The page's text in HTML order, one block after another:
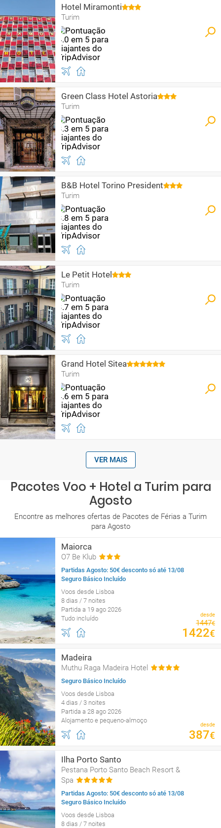
Hotel Miramonti
Turim
Green Class Hotel Astoria
Turim
B&B Hotel Torino President
Turim
Le Petit Hotel
Turim
Grand Hotel Sitea
Turim
VER MAIS
Pacotes Voo + Hotel a Turim para
Agosto
Encontre as melhores ofertas de Pacotes de Férias a Turim
para Agosto
Maiorca
O7 Be Klub
Partidas Agosto: 50€ desconto só até 13/08
Seguro Básico Incluído
Voos desde Lisboa
8 dias / 7 noites
Partida a 19 ago 2026
Tudo incluído
desde
1447€
1422€
Madeira
Muthu Raga Madeira Hotel
Seguro Básico Incluído
Voos desde Lisboa
4 dias / 3 noites
Partida a 28 ago 2026
Alojamento e pequeno-almoço
desde
387€
Ilha Porto Santo
Pestana Porto Santo Beach Resort &
Spa
Partidas Agosto: 50€ desconto só até 13/08
Seguro Básico Incluído
Voos desde Lisboa
8 dias / 7 noites